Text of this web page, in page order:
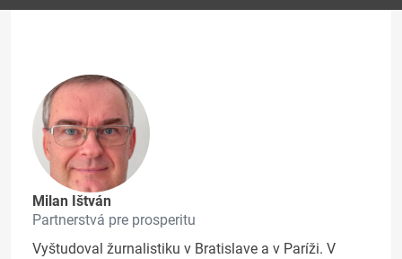
Milan Ištván
Partnerstvá pre prosperitu
Vyštudoval žurnalistiku v Bratislave a v Paríži. V